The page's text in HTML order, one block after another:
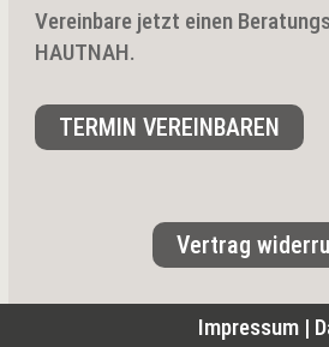
Vereinbare jetzt einen
HAUTNAH.
TERMIN VEREINBAREN
Vertrag
Impressum |